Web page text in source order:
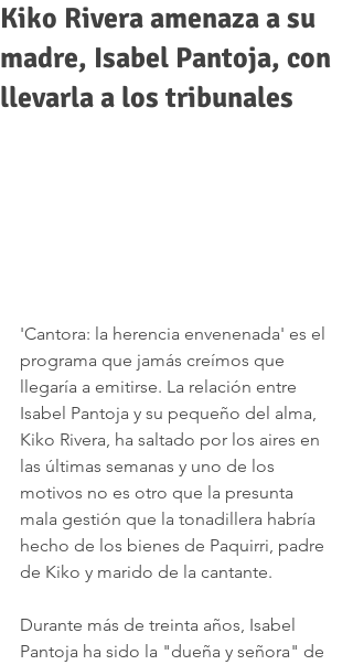
Kiko Rivera amenaza a su
madre, Isabel Pantoja, con
llevarla a los tribunales
'Cantora: la herencia envenenada' es el
programa que jamás creímos que
llegaría a emitirse. La relación entre
Isabel Pantoja y su pequeño del alma,
Kiko Rivera, ha saltado por los aires en
las últimas semanas y uno de los
motivos no es otro que la presunta
mala gestión que la tonadillera habría
hecho de los bienes de Paquirri, padre
de Kiko y marido de la cantante.
Durante más de treinta años, Isabel
Pantoja ha sido la "dueña y señora" de